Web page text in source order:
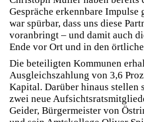
Gespräche erkennbare Impulse
war spürbar, dass uns diese
voranbringt – und damit auch
Ende vor Ort und in den
Die beteiligten Kommunen
Ausgleichszahlung von 3,6
Kapital. Darüber hinaus stellen
zwei neue
Geider, Bürgermeister von